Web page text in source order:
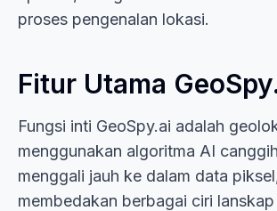
proses pengenalan lokasi.
Fitur Utama
Fungsi inti GeoSpy.ai adalah
menggunakan algoritma AI
menggali jauh ke dalam data
membedakan berbagai ciri